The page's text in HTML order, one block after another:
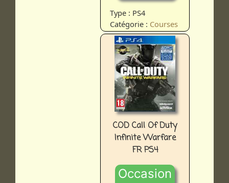
Type : PS4
Catégorie : Courses
COD Call Of Duty
Infinite Warfare
FR PS4
Occasion